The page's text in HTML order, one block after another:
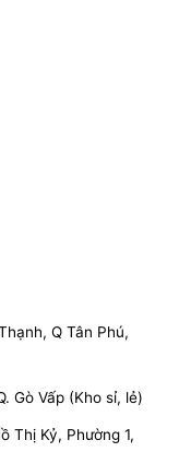
Q Tân Phú,
Gò Vấp (Kho sỉ, lẻ)
Thị Kỷ, Phường 1,